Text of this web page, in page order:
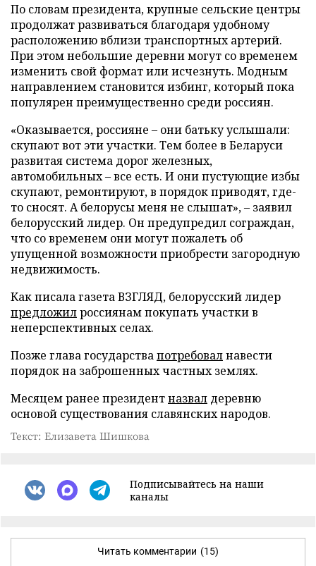
По словам президента, крупные сельские центры
продолжат развиваться благодаря удобному
расположению вблизи транспортных артерий.
При этом небольшие деревни могут со временем
изменить свой формат или исчезнуть. Модным
направлением становится избинг, который пока
популярен преимущественно среди россиян.
«Оказывается, россияне – они батьку услышали:
скупают вот эти участки. Тем более в Беларуси
развитая система дорог железных,
автомобильных – все есть. И они пустующие избы
скупают, ремонтируют, в порядок приводят, где-
то сносят. А белорусы меня не слышат», – заявил
белорусский лидер. Он предупредил сограждан,
что со временем они могут пожалеть об
упущенной возможности приобрести загородную
недвижимость.
Как писала газета ВЗГЛЯД, белорусский лидер
предложилроссиянам покупать участки в
неперспективных селах.
Позже глава государствапотребовалнавести
порядок на заброшенных частных землях.
Месяцем ранее президентназвал деревню
основой существования славянских народов.
Текст: Елизавета Шишкова
Подписывайтесь на наши
каналы
Читать комментарии (15)